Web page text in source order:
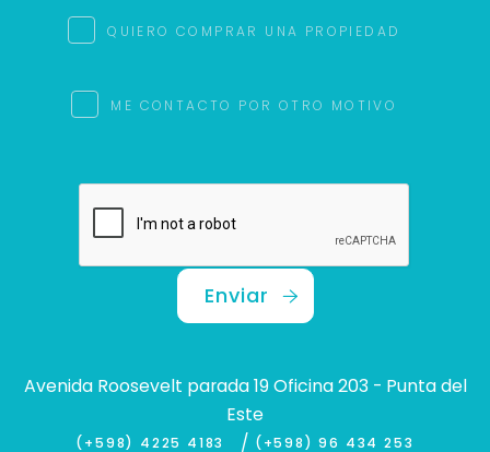
QUIERO COMPRAR UNA PROPIEDAD
ME CONTACTO POR OTRO MOTIVO
Enviar
Avenida Roosevelt parada 19 Oficina 203 - Punta del
Este
(+598) 4225 4183 / (+598) 96 434 253